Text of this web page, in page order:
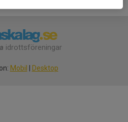
idrottsföreningar
Mobil Desktop